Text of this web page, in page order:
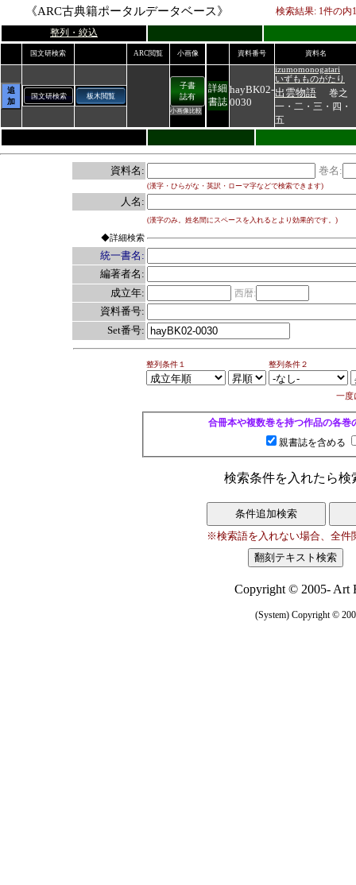
《ARC古典籍ポータルデータベース》 検索結果: 1件の内1
整列・絞込
国文研検索 ARC閲覧 小画像 資料番号 資料名
追
加
国文研検索 板木閲覧
子書
誌有
小画像比較
詳細
書誌
hayBK02-
0030
izumomonogatari
いずもものがたり
出雲物語
巻之
一・二・三・四・
五
資料名: 巻名:
(漢字・ひらがな・英訳・ローマ字などで検索できます)
人名:
(漢字のみ。姓名間にスペースを入れるとより効果的です。)
◆詳細検索
統一書名:
編著者名:
成立年:
西暦:
資料番号:
Set番号:
整列条件１ 整列条件２
一度
合冊本や複数巻を持つ作品の各
親書誌を含める
検索条件を入れたら
※検索語を入れない場合、全件
Copyright © 2005- Art
(System) Copyright ©